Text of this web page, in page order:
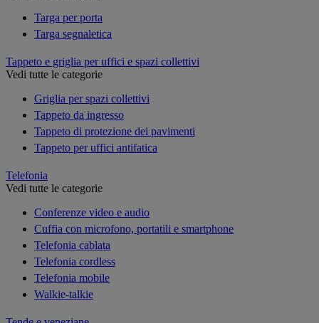
Targa per porta
Targa segnaletica
Tappeto e griglia per uffici e spazi collettivi
Vedi tutte le categorie
Griglia per spazi collettivi
Tappeto da ingresso
Tappeto di protezione dei pavimenti
Tappeto per uffici antifatica
Telefonia
Vedi tutte le categorie
Conferenze video e audio
Cuffia con microfono, portatili e smartphone
Telefonia cablata
Telefonia cordless
Telefonia mobile
Walkie-talkie